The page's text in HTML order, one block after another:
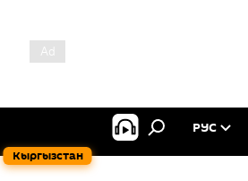
Кыргызстан
РУС